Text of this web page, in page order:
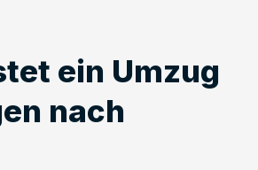
ein Umzug
nach